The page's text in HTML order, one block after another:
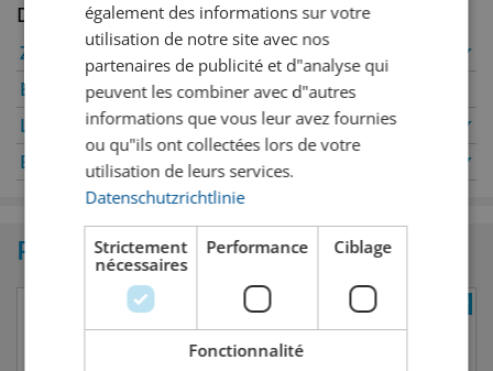
Disponible en succursale
Zurich
✔
Berne
✔
Lucerne
✔
Bâle
✔
Winterthour
✔
Genève
Oerlikon
✔
✔
Produits similaires
également des informations sur votre
utilisation de notre site avec nos
partenaires de publicité et d"analyse qui
peuvent les combiner avec d"autres
informations que vous leur avez fournies
ou qu"ils ont collectées lors de votre
utilisation de leurs services.
Datenschutzrichtlinie
Strictement
nécessaires
Performance Ciblage
Fonctionnalité